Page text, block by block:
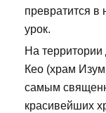
превратится в
урок.
На
Кео (храм
самым
красивейших